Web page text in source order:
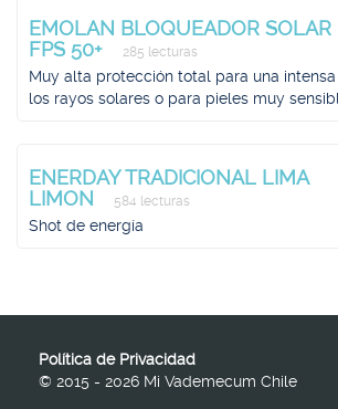
EMOLAN BLOQUEADOR SOLAR
FPS 50+
285 lecturas
Muy alta protección total para una
los rayos solares o para pieles muy
ENERDAY TRADICIONAL LIMA
LIMON
584 lecturas
Shot de energía
Política de Privacidad
© 2015 - 2026 Mi Vademecum Chile